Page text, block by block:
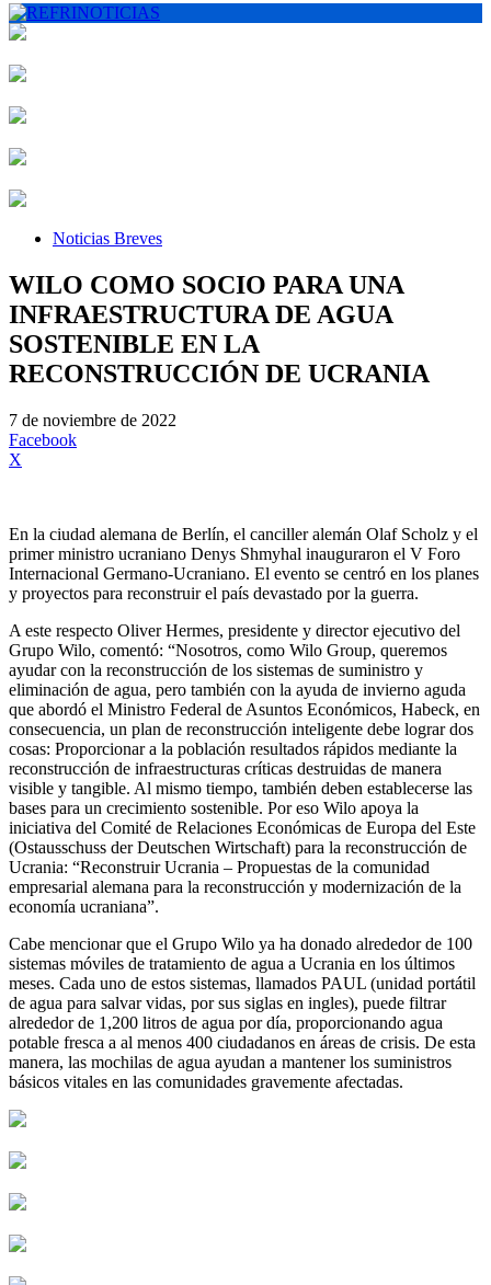
Noticias Breves
WILO COMO SOCIO PARA UNA
INFRAESTRUCTURA DE AGUA
SOSTENIBLE EN LA
RECONSTRUCCIÓN DE UCRANIA
7 de noviembre de 2022
Facebook
X
En la ciudad alemana de Berlín, el canciller alemán Olaf Scholz y el
primer ministro ucraniano Denys Shmyhal inauguraron el V Foro
Internacional Germano-Ucraniano. El evento se centró en los planes
y proyectos para reconstruir el país devastado por la guerra.
A este respecto Oliver Hermes, presidente y director ejecutivo del
Grupo Wilo, comentó: “Nosotros, como Wilo Group, queremos
ayudar con la reconstrucción de los sistemas de suministro y
eliminación de agua, pero también con la ayuda de invierno aguda
que abordó el Ministro Federal de Asuntos Económicos, Habeck, en
consecuencia, un plan de reconstrucción inteligente debe lograr dos
cosas: Proporcionar a la población resultados rápidos mediante la
reconstrucción de infraestructuras críticas destruidas de manera
visible y tangible. Al mismo tiempo, también deben establecerse las
bases para un crecimiento sostenible. Por eso Wilo apoya la
iniciativa del Comité de Relaciones Económicas de Europa del Este
(Ostausschuss der Deutschen Wirtschaft) para la reconstrucción de
Ucrania: “Reconstruir Ucrania – Propuestas de la comunidad
empresarial alemana para la reconstrucción y modernización de la
economía ucraniana”.
Cabe mencionar que el Grupo Wilo ya ha donado alrededor de 100
sistemas móviles de tratamiento de agua a Ucrania en los últimos
meses. Cada uno de estos sistemas, llamados PAUL (unidad portátil
de agua para salvar vidas, por sus siglas en ingles), puede filtrar
alrededor de 1,200 litros de agua por día, proporcionando agua
potable fresca a al menos 400 ciudadanos en áreas de crisis. De esta
manera, las mochilas de agua ayudan a mantener los suministros
básicos vitales en las comunidades gravemente afectadas.